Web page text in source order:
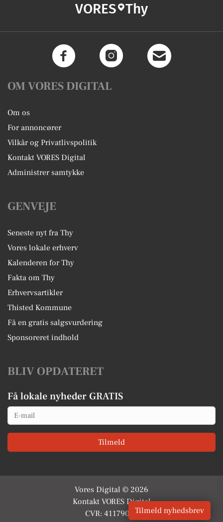
VORES Thy
OM VORES DIGITAL
Om os
For annoncører
Vilkår og Privatlivspolitik
Kontakt VORES Digital
Administrer samtykke
GENVEJE
Seneste nyt fra Thy
Vores lokale erhverv
Kalenderen for Thy
Fakta om Thy
Erhvervsartikler
Thisted Kommune
Få en gratis salgsvurdering
Sponsoreret indhold
BLIV OPDATERET
Få lokale nyheder GRATIS
Email
Tilmeld
Vores Digital © 2026
Kontakt VORES Digital
CVR: 41179082Tilmeld nyhedsbrev